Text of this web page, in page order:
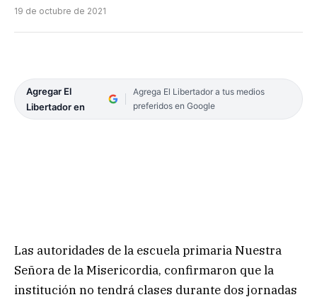
19 de octubre de 2021
Agregar El
Libertador en
Agrega El Libertador a tus medios
preferidos en Google
Las autoridades de la escuela primaria Nuestra
Señora de la Misericordia, confirmaron que la
institución no tendrá clases durante dos jornadas